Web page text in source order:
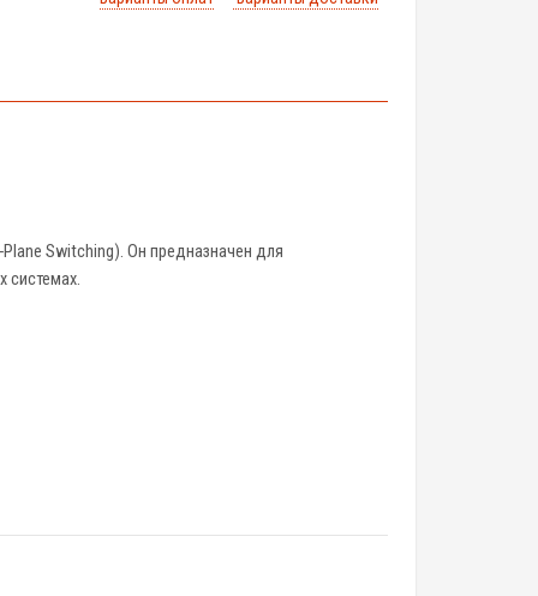
Switching). Он предназначен для
системах.